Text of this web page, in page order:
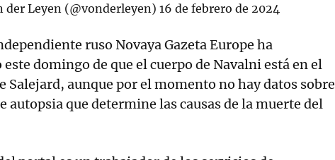
der Leyen (@vonderleyen)16 de febrero de 2024
ruso Novaya Gazeta Europe ha
domingo de que el cuerpo de Navalni está en el
Salejard, aunque por el momento no hay datos sobre
autopsia que determine las causas de la muerte del